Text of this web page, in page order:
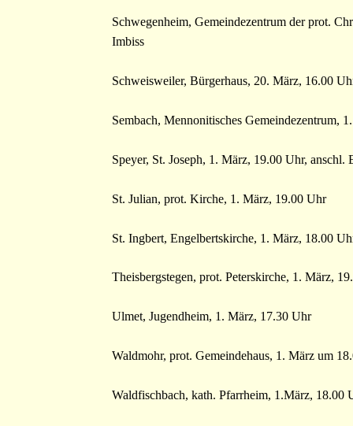
Schwegenheim, Gemeindezentrum der prot.
Imbiss
Schweisweiler, Bürgerhaus, 20. März, 16.00
Sembach, Mennonitisches Gemeindezentrum,
Speyer, St. Joseph, 1. März, 19.00 Uhr,
St. Julian, prot. Kirche, 1. März, 19.00 Uhr
St. Ingbert, Engelbertskirche, 1. März, 18.00
Theisbergstegen, prot. Peterskirche, 1. März,
Ulmet, Jugendheim, 1. März, 17.30 Uhr
Waldmohr, prot. Gemeindehaus, 1. März um
Waldfischbach, kath. Pfarrheim, 1.März, 18.00